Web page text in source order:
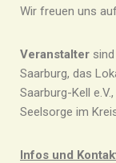
Wir freuen uns
Veranstalter
Saarburg, das
Saarburg-Kell
Seelsorge im
Infos und